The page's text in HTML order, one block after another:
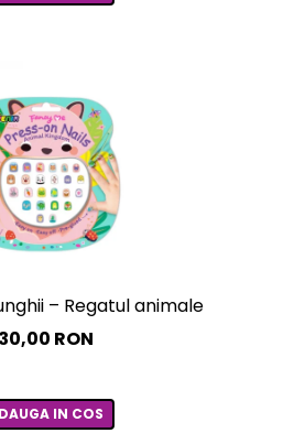
– Regatul animalelor
30,00 RON
IN COS